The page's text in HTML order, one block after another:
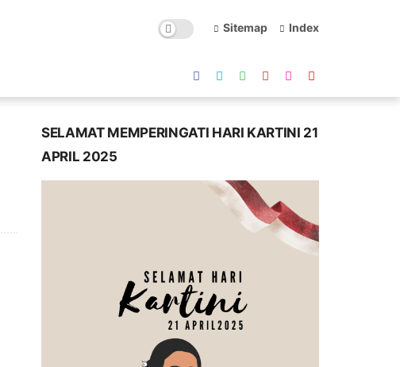
Sitemap Index
SELAMAT MEMPERINGATI HARI KARTINI 21
APRIL 2025